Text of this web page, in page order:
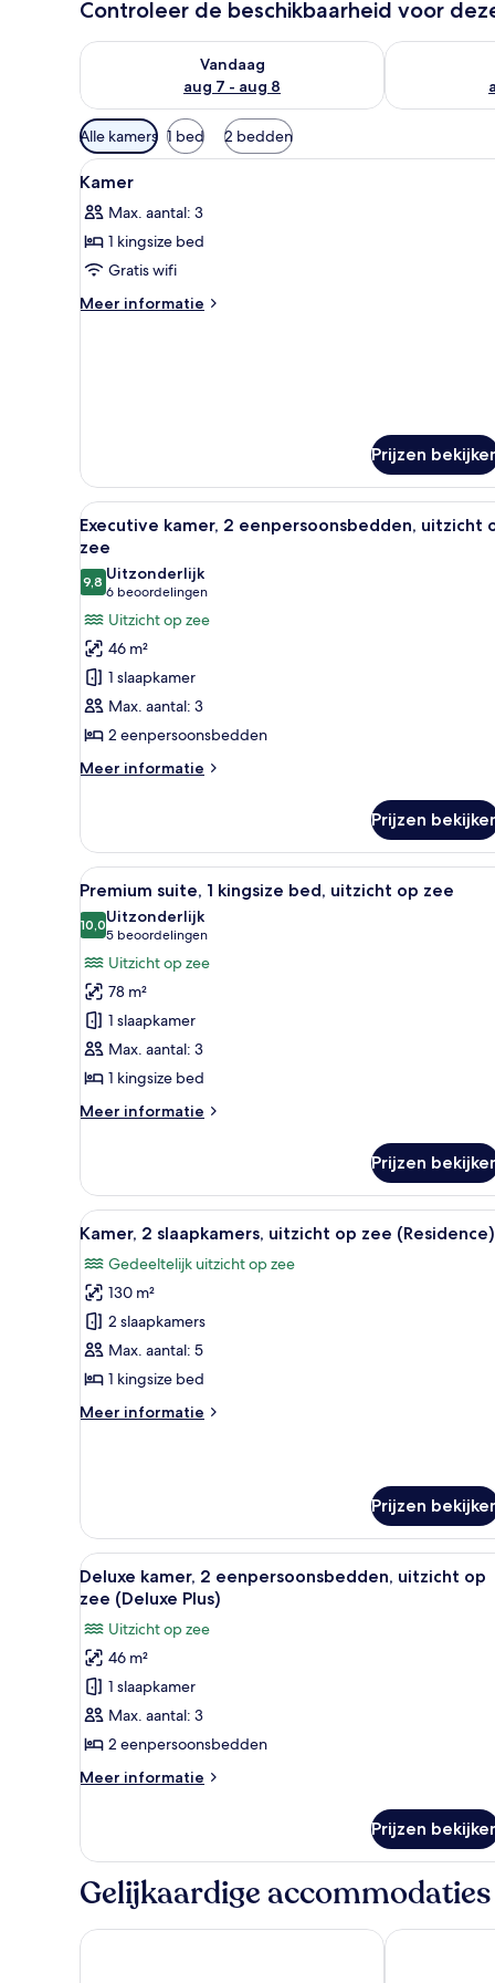
Controleer de beschikbaarheid voor
Vandaag
aug 7 - aug 8
De beschikbaarheid controleren voor vanavond aug
De
Beschikbare
filters
voor
Alle kamers 1 bed 2 bedden
Alle
foto's
voor
Kamer
laden
Een kluis op de kamer, een
6
Kamer
Max. aantal: 3
1 kingsize bed
Gratis wifi
Meer informatie
Meer
Prijzen
Alle
foto's
voor
Executive
kamer,
2
eenpersoonsbedden,
uitzicht
op
zee
laden
Een moderne hotelkamer
8
Executive kamer, 2 eenpersoonsbedden, uitzicht
zee
9,89,8 van 10
Uitzonderlijk
6 beoordelingen
(6
beoordelingen)
Uitzicht op zee
46 m²
1 slaapkamer
Max. aantal: 3
2 eenpersoonsbedden
Meer informatie
Meer
kamer,
eenpersoonsbedden,
uitzicht
op
Prijzen
Alle
foto's
voor
Premium
suite,
1
kingsize
bed,
uitzicht
op
Een moderne hotelkamer
9
Premium suite, 1 kingsize bed, uitzicht op zee
10,010,0 van 10
Uitzonderlijk
5 beoordelingen
(5
beoordelingen)
Uitzicht op zee
78 m²
1 slaapkamer
Max. aantal: 3
1 kingsize bed
Meer informatie
Meer
suite,
kingsize
uitzicht
op
zee
Prijzen
Alle
foto's
voor
Kamer,
2
slaapkamers,
uitzicht
zee
Een moderne hotelkamer
9
Kamer, 2 slaapkamers, uitzicht op zee (Residence)
Gedeeltelijk uitzicht op zee
130 m²
2 slaapkamers
Max. aantal: 5
1 kingsize bed
Meer informatie
Meer
uitzicht
op
zee
(Residence)
Prijzen
Alle
foto's
voor
Deluxe
kamer,
2
eenpersoonsbedden,
uitzicht
op
zee
Plus)
laden
Een moderne hotelkamer
8
Deluxe kamer, 2 eenpersoonsbedden, uitzicht op
zee (Deluxe Plus)
Uitzicht op zee
46 m²
1 slaapkamer
Max. aantal: 3
2 eenpersoonsbedden
Meer informatie
Meer
kamer,
eenpersoonsbedden,
uitzicht
op
Prijzen
Gelijkaardige accommodaties
Avani Pattaya Resort Holiday Inn